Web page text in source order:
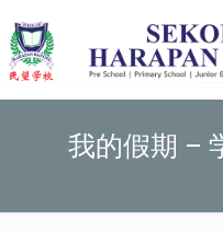
我的假期 –